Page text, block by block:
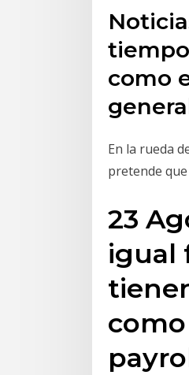
como
En la rueda
pretende
23
igual